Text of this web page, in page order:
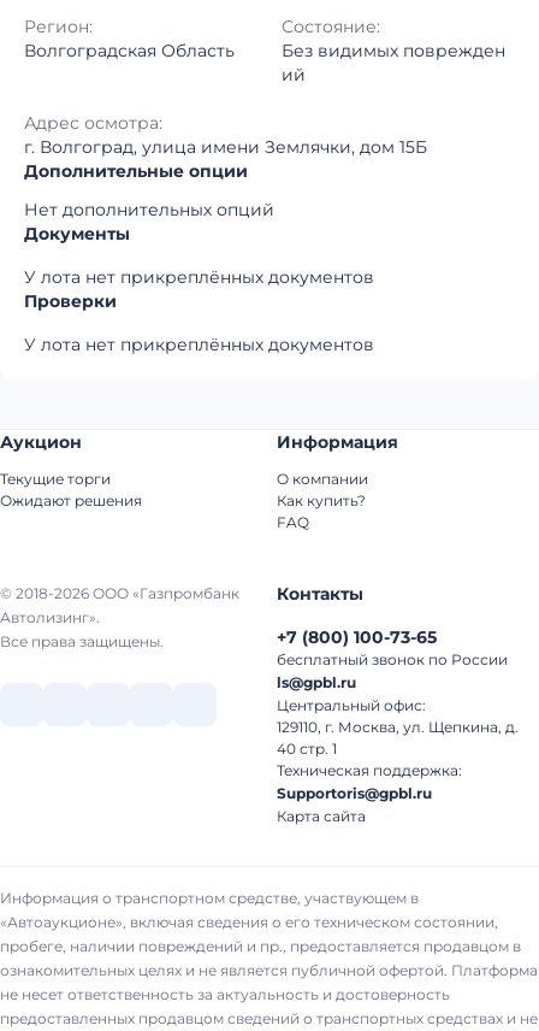
Регион:
Волгоградская Область
Состояние:
Без видимых поврежден
ий
Адрес осмотра:
г. Волгоград, улица имени Землячки, дом 15Б
Дополнительные опции
Нет дополнительных опций
Документы
У лота нет прикреплённых документов
Проверки
У лота нет прикреплённых документов
© 2018-2026 ООО «Газпромбанк
Автолизинг».
Все права защищены.
Аукцион
Текущие торги
Ожидают решения
Информация
О компании
Как купить?
FAQ
Контакты
+7 (800) 100-73-65
бесплатный звонок по России
ls@gpbl.ru
Центральный офис:
129110, г. Москва, ул. Щепкина, д.
40 стр. 1
Техническая поддержка:
Supportoris@gpbl.ru
Карта сайта
Информация о транспортном средстве, участвующем в
«Автоаукционе», включая сведения о его техническом состоянии,
пробеге, наличии повреждений и пр., предоставляется продавцом в
ознакомительных целях и не является публичной офертой. Платформа
не несет ответственность за актуальность и достоверность
предоставленных продавцом сведений о транспортных средствах и не